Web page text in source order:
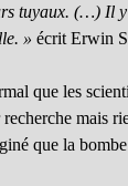
tuyaux. (…) Il
» écrit Erwin
que les
mais
que la